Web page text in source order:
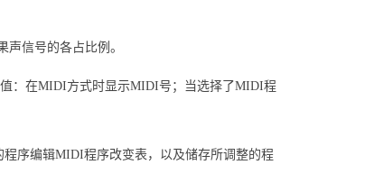
信号的各占比例。
：在MIDI方式时显示MIDI号；当选择了MIDI程
序编辑MIDI程序改变表，以及储存所调整的程